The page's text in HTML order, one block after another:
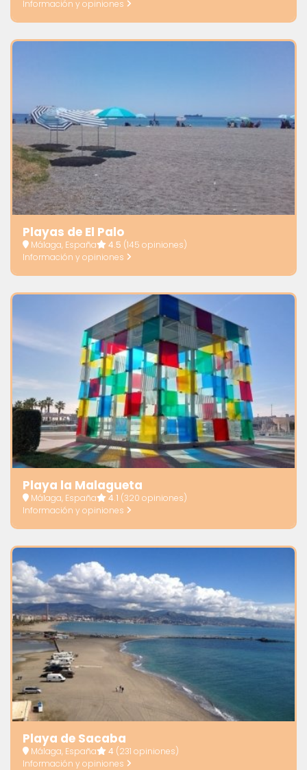
Información y opiniones
Playas de El Palo
Málaga, España 4.5 (145 opiniones)
Información y opiniones
Playa la Malagueta
Málaga, España 4.1 (320 opiniones)
Información y opiniones
Playa de Sacaba
Málaga, España 4 (231 opiniones)
Información y opiniones